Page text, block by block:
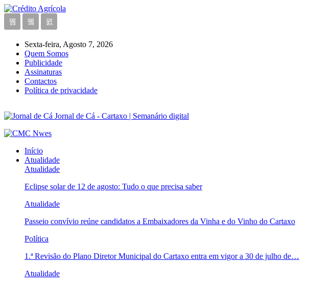
Sexta-feira, Agosto 7, 2026
Quem Somos
Publicidade
Assinaturas
Contactos
Política de privacidade
Jornal de Cá - Cartaxo | Semanário digital
Início
Atualidade
Atualidade
Eclipse solar de 12 de agosto: Tudo o que precisa saber
Atualidade
Passeio convívio reúne candidatos a Embaixadores da Vinha e do Vinho do Cartaxo
Política
1.ª Revisão do Plano Diretor Municipal do Cartaxo entra em vigor a 30 de julho de…
Atualidade